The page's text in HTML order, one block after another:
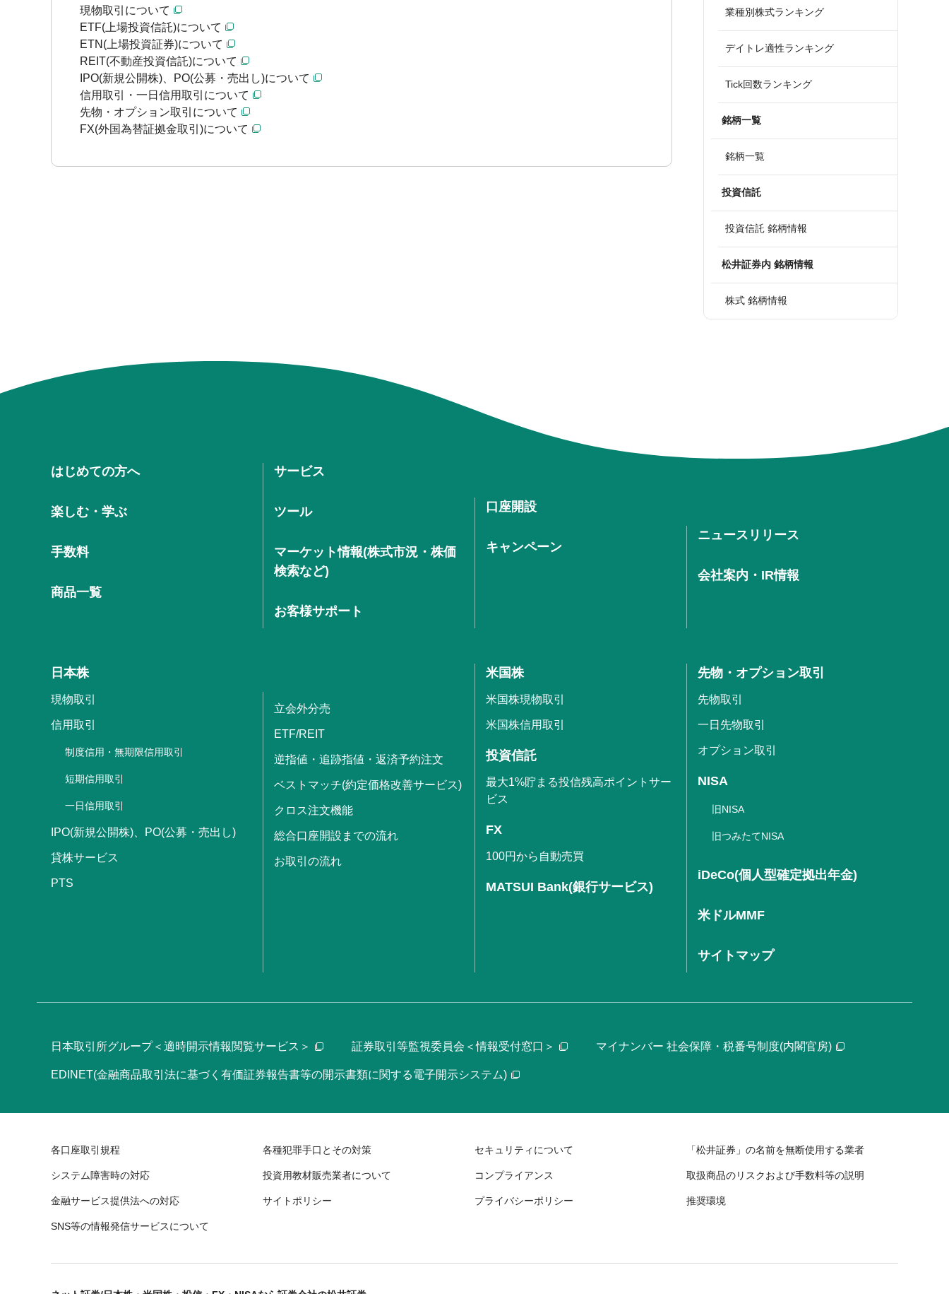
現物取引について
ETF(上場投資信託)について
ETN(上場投資証券)について
REIT(不動産投資信託)について
IPO(新規公開株)、PO(公募・売出し)について
信用取引・一日信用取引について
先物・オプション取引について
FX(外国為替証拠金取引)について
業種別株式ランキング
デイトレ適性ランキング
Tick回数ランキング
銘柄一覧
銘柄一覧
投資信託
投資信託 銘柄情報
松井証券内 銘柄情報
株式 銘柄情報
はじめての方へ
楽しむ・学ぶ
手数料
商品一覧
サービス
ツール
マーケット情報(株式市況・株価
検索など)
お客様サポート
口座開設
キャンペーン
ニュースリリース
会社案内・IR情報
日本株
現物取引
信用取引
制度信用・無期限信用取引
短期信用取引
一日信用取引
IPO(新規公開株)、PO(公募・売出し)
貸株サービス
PTS
立会外分売
ETF/REIT
逆指値・追跡指値・返済予約注文
ベストマッチ(約定価格改善サービス)
クロス注文機能
総合口座開設までの流れ
お取引の流れ
米国株
米国株現物取引
米国株信用取引
投資信託
最大1%貯まる投信残高ポイントサー
ビス
FX
100円から自動売買
MATSUI Bank(銀行サービス)
先物・オプション取引
先物取引
一日先物取引
オプション取引
NISA
旧NISA
旧つみたてNISA
iDeCo(個人型確定拠出年金)
米ドルMMF
サイトマップ
日本取引所グループ＜適時開示情報閲覧サービス＞ 証券取引等監視委員会＜情報受付窓口＞ マイナンバー 社会保障・税番号制度(内閣官房)
EDINET(金融商品取引法に基づく有価証券報告書等の開示書類に関する電子開示システム)
各口座取引規程 各種犯罪手口とその対策 セキュリティについて 「松井証券」の名前を無断使用する業者
システム障害時の対応 投資用教材販売業者について コンプライアンス 取扱商品のリスクおよび手数料等の説明
金融サービス提供法への対応 サイトポリシー プライバシーポリシー 推奨環境
SNS等の情報発信サービスについて